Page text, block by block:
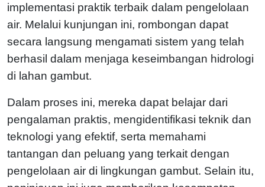
implementasi praktik terbaik dalam pengelolaan
air. Melalui kunjungan ini, rombongan dapat
secara langsung mengamati sistem yang telah
berhasil dalam menjaga keseimbangan hidrologi
di lahan gambut.
Dalam proses ini, mereka dapat belajar dari
pengalaman praktis, mengidentifikasi teknik dan
teknologi yang efektif, serta memahami
tantangan dan peluang yang terkait dengan
pengelolaan air di lingkungan gambut. Selain itu,